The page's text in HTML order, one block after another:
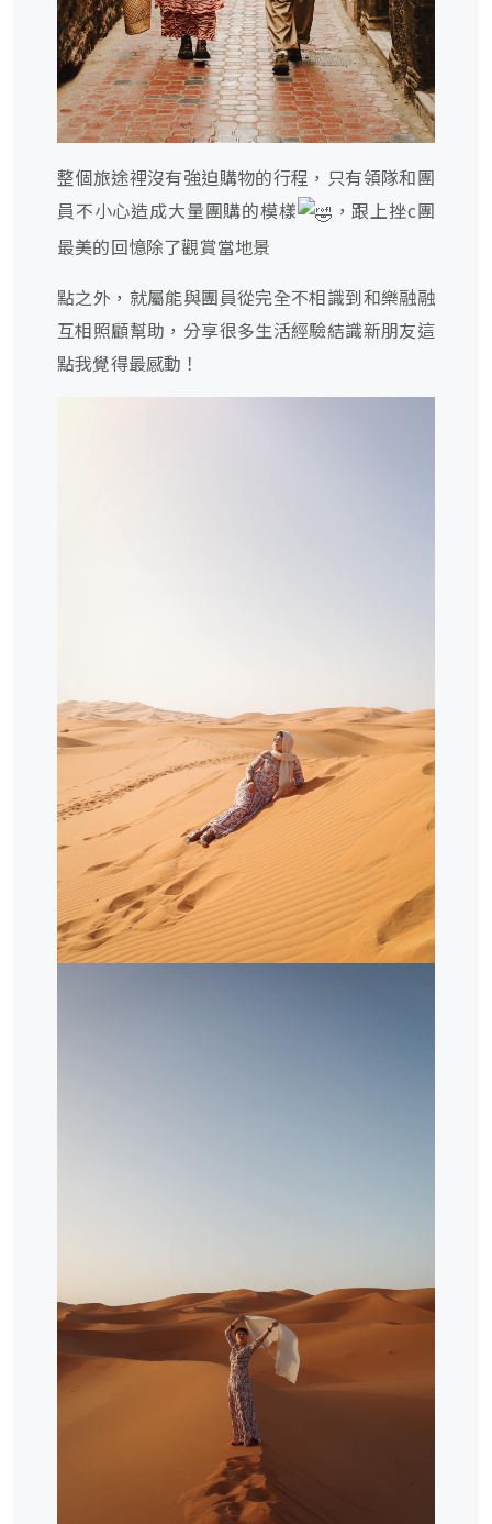
整個旅途裡沒有強迫購物的行程，只有領隊和團
員不小心造成大量團購的模樣
，跟上挫c團
最美的回憶除了觀賞當地景
點之外，就屬能與團員從完全不相識到和樂融融
互相照顧幫助，分享很多生活經驗結識新朋友這
點我覺得最感動！